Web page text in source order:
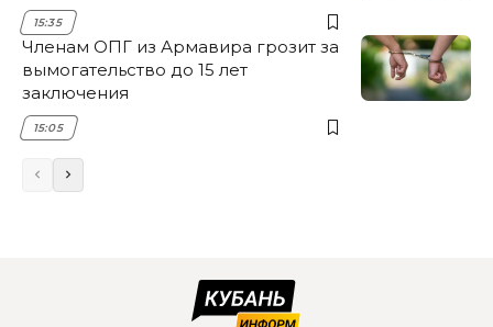
15:35
Членам ОПГ из Армавира грозит за
вымогательство до 15 лет
заключения
15:05